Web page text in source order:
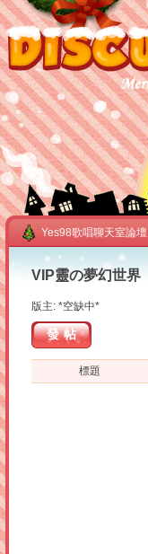
Yes98歌唱聊天室論壇
VIP靈の夢幻世界
版主: *空缺中*
發帖
標題